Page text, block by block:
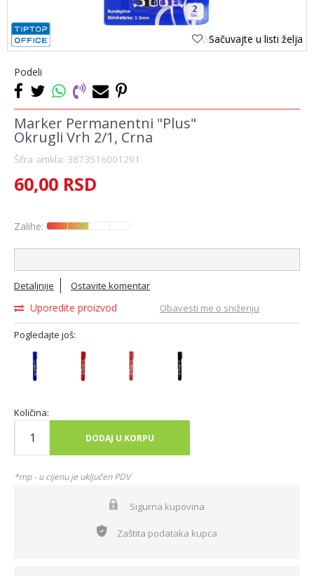
Sačuvajte u listi želja
Podeli
Marker Permanentni "Plus"
Okrugli Vrh 2/1, Crna
Šifra artikla: 3873516001291
60,00 RSD
Zalihe:
Detaljnije Ostavite komentar
Uporedite proizvod Obavesti me o sniženju
Pogledajte još:
Količina:
DODAJ U KORPU
*mp - u cijenu je uključen PDV
Sigurna kupovina
Zaštita podataka kupca